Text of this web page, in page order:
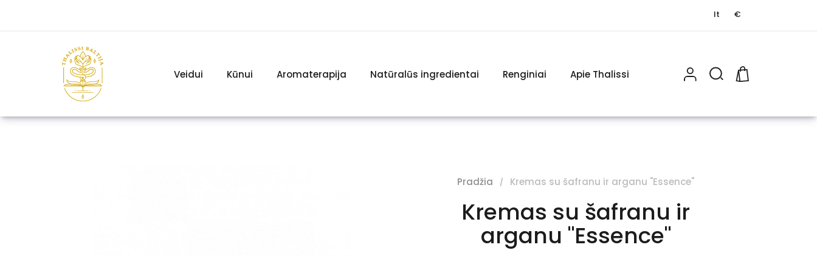
lt €
Veidui Kūnui Aromaterapija Natūralūs ingredientai Renginiai Apie Thalissi
Pradžia Kremas su šafranu ir arganu "Essence"
Kremas su šafranu ir
arganu "Essence"